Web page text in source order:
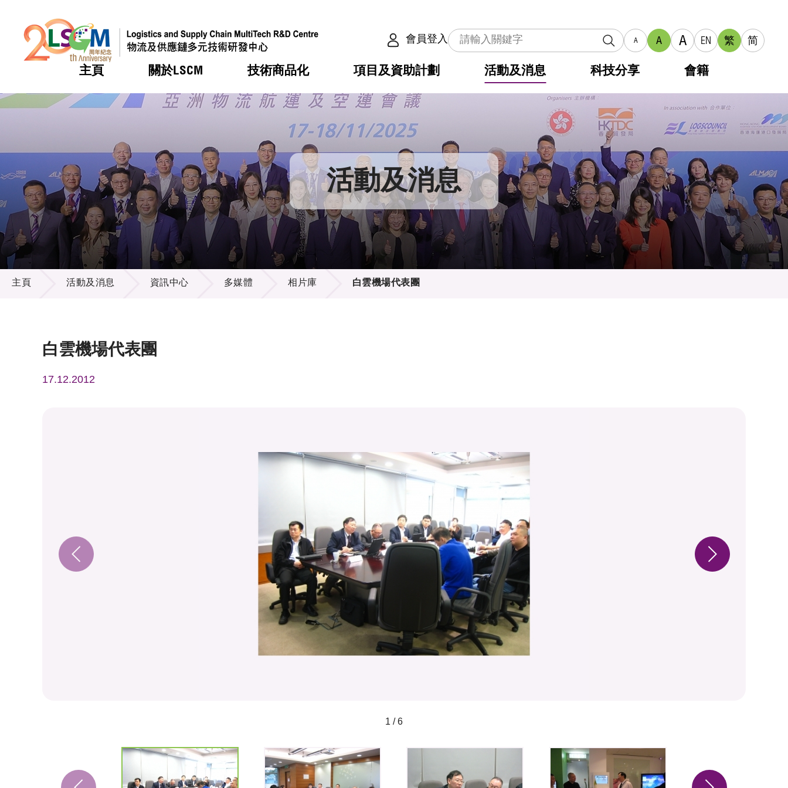
會員登入 A A A EN 繁 简
主頁 關於LSCM
熱門 機構簡介
組織架構
組織架構
董事局
研究顧問
招標通告
技術商品化
熱門 服務
可獲授權之技術
應用於公共服務之創新技術
重點項目
項目及資助計劃
熱門 合作計劃
資助計劃
資助計劃
稅務優惠
申請
評審
徵求研發項目計劃書
項目資料庫
活動及消息
熱門 活動
獎項
新聞中心
媒體報導
新聞稿
資訊中心
多媒體
出版刊物
科技分享 會籍
熱門 會籍及服務
會員列表
會員登入 活動及消息
活動及消息
主頁 活動及消息 資訊中心 多媒體 相片庫 白雲機場代表團
白雲機場代表團
17.12.2012
1 / 6